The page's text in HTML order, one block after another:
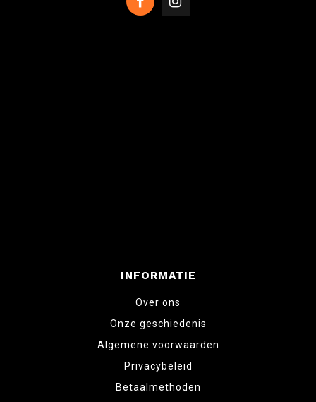
INFORMATIE
Over ons
Onze geschiedenis
Algemene voorwaarden
Privacybeleid
Betaalmethoden